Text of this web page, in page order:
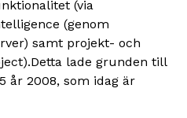
(via
(genom
samt projekt- och
lade grunden till
år 2008, som idag är